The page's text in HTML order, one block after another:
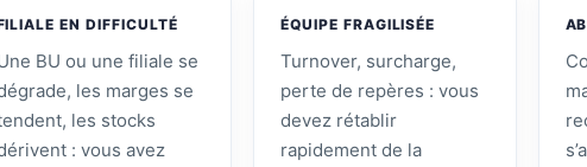
EN DIFFICULTÉ
BU ou une filiale se
les marges se
les stocks
: vous avez
ÉQUIPE FRAGILISÉE
Turnover, surcharge,
perte de repères : vous
devez rétablir
rapidement de la